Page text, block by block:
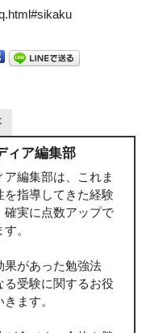
ィア編集部
編集部は、これま
を指導してきた経験
確実に点数アップで
。
果があった勉強法
る受験に関するお役
ます。